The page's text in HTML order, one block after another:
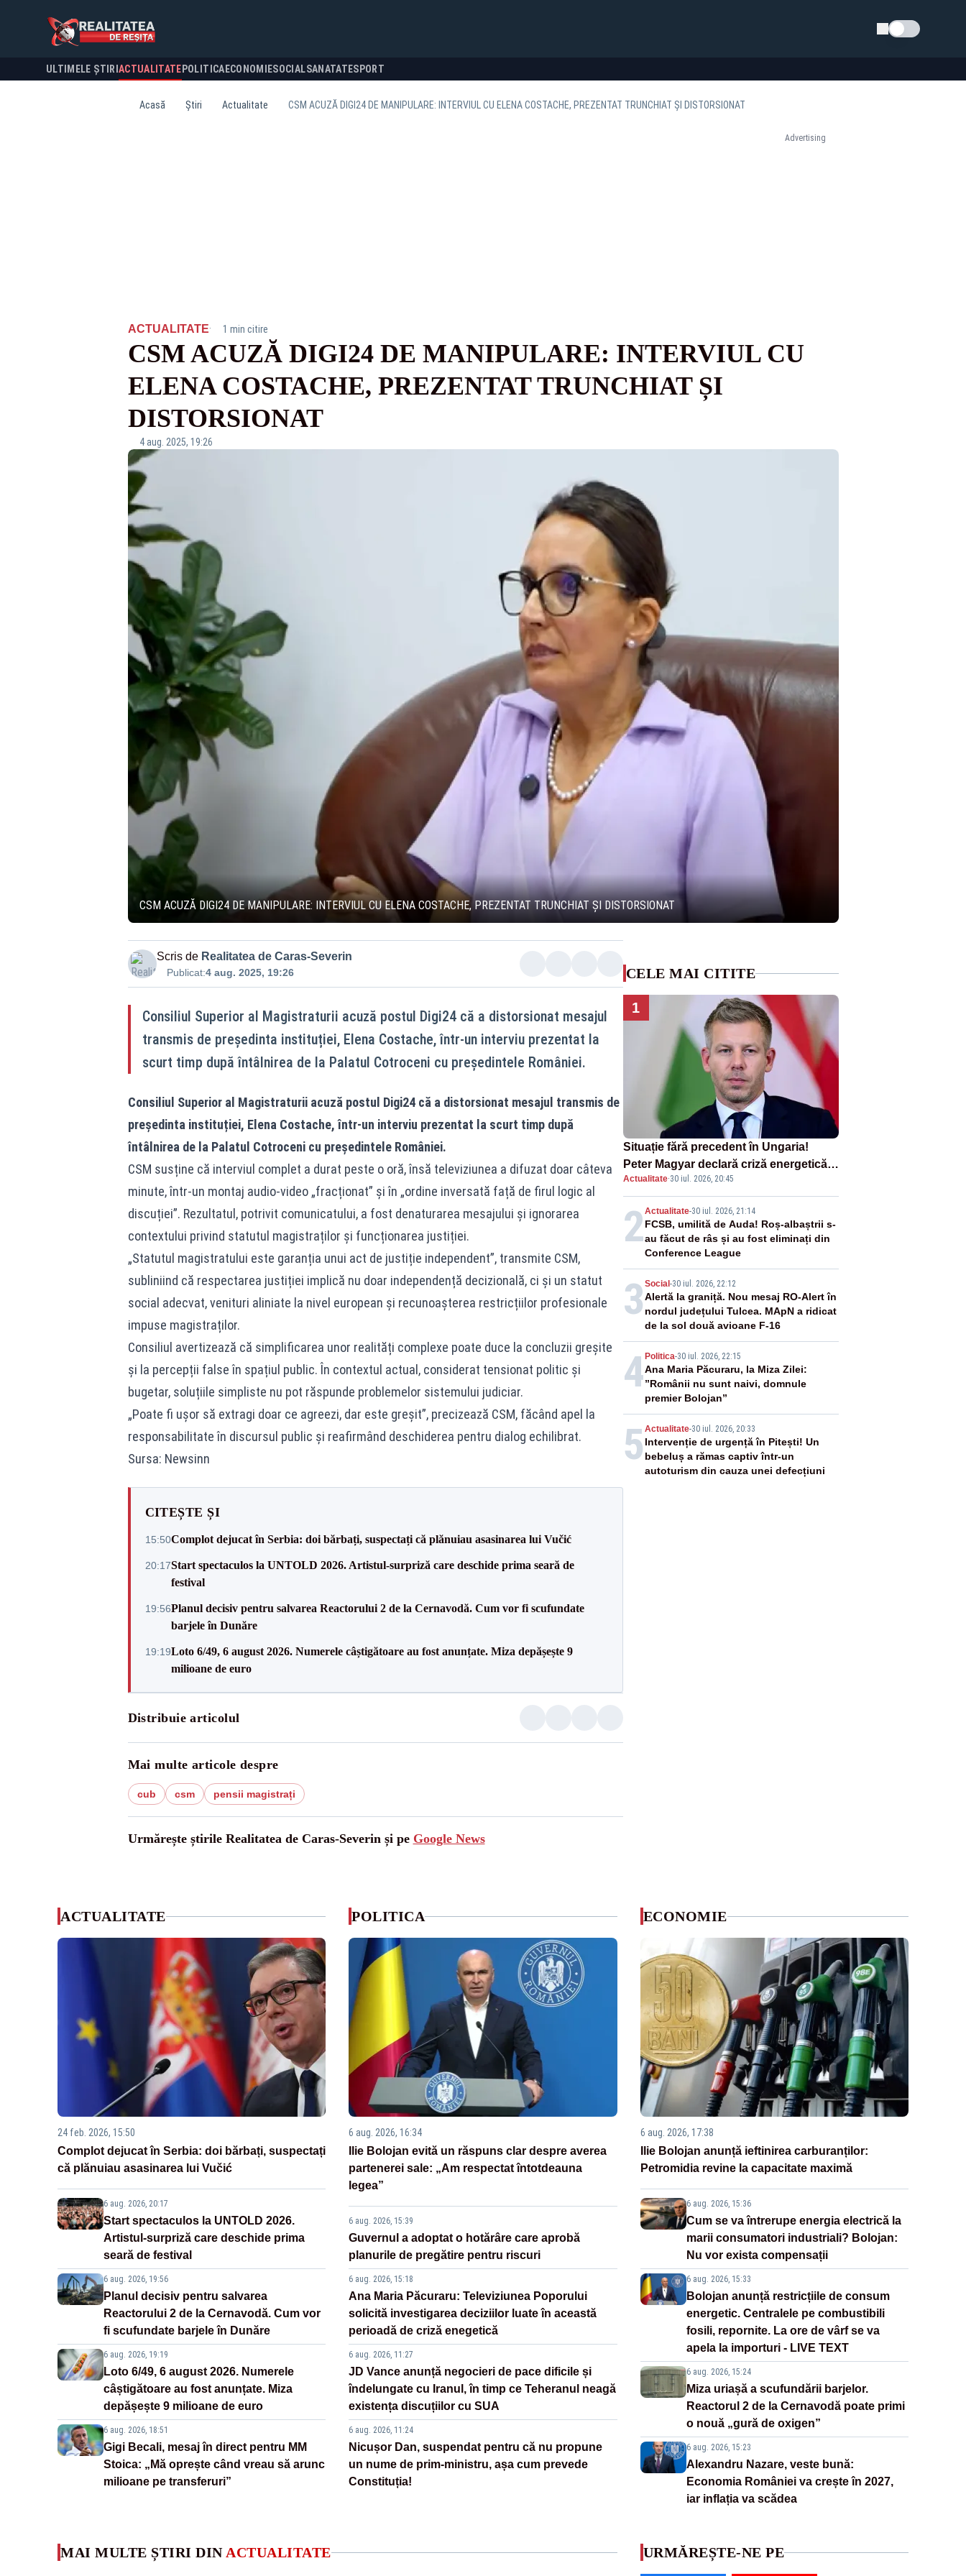
Schimba tema
ULTIMELE ȘTIRI ACTUALITATE POLITICA ECONOMIESOCIALSANATATESPORT
Acasă Știri Actualitate CSM ACUZĂ DIGI24 DE MANIPULARE: INTERVIUL CU ELENA COSTACHE, PREZENTAT TRUNCHIAT ȘI DISTORSIONAT
Advertising
ACTUALITATE· 1 min citire
CSM ACUZĂ DIGI24 DE MANIPULARE: INTERVIUL CU
ELENA COSTACHE, PREZENTAT TRUNCHIAT ȘI
DISTORSIONAT
4 aug. 2025, 19:26
CSM ACUZĂ DIGI24 DE MANIPULARE: INTERVIUL CU ELENA COSTACHE, PREZENTAT TRUNCHIAT ȘI DISTORSIONAT
Scris de Realitatea de Caras-Severin
Publicat:4 aug. 2025, 19:26
Consiliul Superior al Magistraturii acuză postul Digi24 că a distorsionat mesajul
transmis de președinta instituției, Elena Costache, într-un interviu prezentat la
scurt timp după întâlnirea de la Palatul Cotroceni cu președintele României.
Consiliul Superior al Magistraturii acuză postul Digi24 că a distorsionat mesajul transmis de
președinta instituției, Elena Costache, într-un interviu prezentat la scurt timp după
întâlnirea de la Palatul Cotroceni cu președintele României.
CSM susține că interviul complet a durat peste o oră, însă televiziunea a difuzat doar câteva
minute, într-un montaj audio-video „fracționat” și în „ordine inversată față de firul logic al
discuției”. Rezultatul, potrivit comunicatului, a fost denaturarea mesajului și ignorarea
contextului privind statutul magistraților și funcționarea justiției.
„Statutul magistratului este garanția unui act de justiție independent”, transmite CSM,
subliniind că respectarea justiției implică nu doar independență decizională, ci și un statut
social adecvat, venituri aliniate la nivel european și recunoașterea restricțiilor profesionale
impuse magistraților.
Consiliul avertizează că simplificarea unor realități complexe poate duce la concluzii greșite
și la percepții false în spațiul public. În contextul actual, considerat tensionat politic și
bugetar, soluțiile simpliste nu pot răspunde problemelor sistemului judiciar.
„Poate fi ușor să extragi doar ce agreezi, dar este greșit”, precizează CSM, făcând apel la
responsabilitate în discursul public și reafirmând deschiderea pentru dialog echilibrat.
Sursa: Newsinn
CITEȘTE ȘI
15:50Complot dejucat în Serbia: doi bărbați, suspectați că plănuiau asasinarea lui Vučić
20:17Start spectaculos la UNTOLD 2026. Artistul-surpriză care deschide prima seară de
festival
19:56Planul decisiv pentru salvarea Reactorului 2 de la Cernavodă. Cum vor fi scufundate
barjele în Dunăre
19:19Loto 6/49, 6 august 2026. Numerele câștigătoare au fost anunțate. Miza depășește 9
milioane de euro
Distribuie articolul
Mai multe articole despre
cub csm pensii magistrați
Urmărește știrile Realitatea de Caras-Severin și pe Google News
CELE MAI CITITE
1
Situație fără precedent în Ungaria!
Peter Magyar declară criză energetică
după oprirea centralei de la Paks
Actualitate·30 iul. 2026, 20:45
2Actualitate-30 iul. 2026, 21:14
FCSB, umilită de Auda! Roș-albaștrii s-
au făcut de râs și au fost eliminați din
Conference League
3 Social -30 iul. 2026, 22:12
Alertă la graniță. Nou mesaj RO-Alert în
nordul județului Tulcea. MApN a ridicat
de la sol două avioane F-16
4 Politica-30 iul. 2026, 22:15
Ana Maria Păcuraru, la Miza Zilei:
”Românii nu sunt naivi, domnule
premier Bolojan”
5 Actualitate-30 iul. 2026, 20:33
Intervenție de urgență în Pitești! Un
bebeluș a rămas captiv într-un
autoturism din cauza unei defecțiuni
ACTUALITATE
24 feb. 2026, 15:50
Complot dejucat în Serbia: doi bărbați, suspectați
că plănuiau asasinarea lui Vučić
6 aug. 2026, 20:17
Start spectaculos la UNTOLD 2026.
Artistul-surpriză care deschide prima
seară de festival
6 aug. 2026, 19:56
Planul decisiv pentru salvarea
Reactorului 2 de la Cernavodă. Cum vor
fi scufundate barjele în Dunăre
6 aug. 2026, 19:19
Loto 6/49, 6 august 2026. Numerele
câștigătoare au fost anunțate. Miza
depășește 9 milioane de euro
6 aug. 2026, 18:51
Gigi Becali, mesaj în direct pentru MM
Stoica: „Mă oprește când vreau să arunc
milioane pe transferuri”
POLITICA
6 aug. 2026, 16:34
Ilie Bolojan evită un răspuns clar despre averea
partenerei sale: „Am respectat întotdeauna
legea”
6 aug. 2026, 15:39
Guvernul a adoptat o hotărâre care aprobă
planurile de pregătire pentru riscuri
6 aug. 2026, 15:18
Ana Maria Păcuraru: Televiziunea Poporului
solicită investigarea deciziilor luate în această
perioadă de criză enegetică
6 aug. 2026, 11:27
JD Vance anunță negocieri de pace dificile și
îndelungate cu Iranul, în timp ce Teheranul neagă
existența discuțiilor cu SUA
6 aug. 2026, 11:24
Nicușor Dan, suspendat pentru că nu propune
un nume de prim-ministru, așa cum prevede
Constituția!
ECONOMIE
6 aug. 2026, 17:38
Ilie Bolojan anunță ieftinirea carburanților:
Petromidia revine la capacitate maximă
6 aug. 2026, 15:36
Cum se va întrerupe energia electrică la
marii consumatori industriali? Bolojan:
Nu vor exista compensații
6 aug. 2026, 15:33
Bolojan anunță restricțiile de consum
energetic. Centralele pe combustibili
fosili, repornite. La ore de vârf se va
apela la importuri - LIVE TEXT
6 aug. 2026, 15:24
Miza uriașă a scufundării barjelor.
Reactorul 2 de la Cernavodă poate primi
o nouă „gură de oxigen”
6 aug. 2026, 15:23
Alexandru Nazare, veste bună:
Economia României va crește în 2027,
iar inflația va scădea
MAI MULTE ȘTIRI DIN ACTUALITATE URMĂREȘTE-NE PE